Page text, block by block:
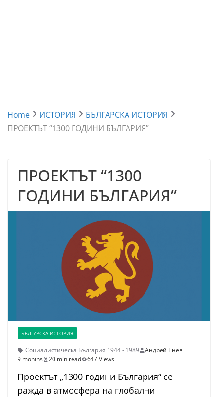
Home ИСТОРИЯ
БЪЛГАРСКА ИСТОРИЯ
ПРОЕКТЪТ “1300 ГОДИНИ БЪЛГАРИЯ”
ПРОЕКТЪТ “1300
ГОДИНИ БЪЛГАРИЯ”
БЪЛГАРСКА ИСТОРИЯ
Социалистическа България 1944 - 1989
Андрей Енев
9 months
20 min read 647 Views
Проектът „1300 години България“ се
ражда в атмосфера на глобални